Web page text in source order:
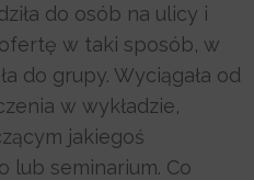
do osób na ulicy i
w taki sposób, w
do grupy. Wyciągała od
w wykładzie,
jakiegoś
lub seminarium. Co